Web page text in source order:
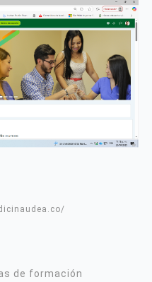
de formación